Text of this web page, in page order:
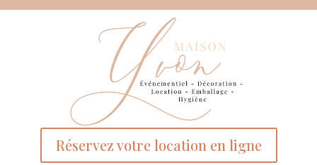
Réservez votre location en ligne
Panneau de gestion des cookies